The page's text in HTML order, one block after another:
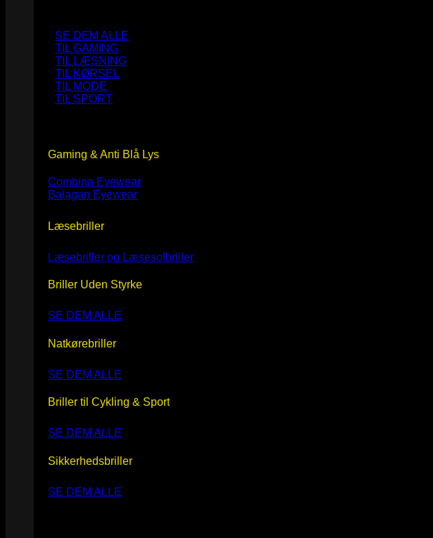
SE DEM ALLE
TIL GAMING
TIL LÆSNING
TIL KØRSEL
TIL MODE
TIL SPORT
Gaming & Anti Blå Lys
Combina Eyewear
Balagan Eyewear
Læsebriller
Læsebriller og Læsesolbriller
Briller Uden Styrke
SE DEM ALLE
Natkørebriller
SE DEM ALLE
Briller til Cykling & Sport
SE DEM ALLE
Sikkerhedsbriller
SE DEM ALLE